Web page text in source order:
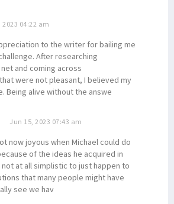
2023 04:22 am
to the writer for bailing me
After researching
and coming across
were not pleasant, I believed my
Being alive without the answe
Jun 15, 2023 07:43 am
now joyous when Michael could do
of the ideas he acquired in
at all simplistic to just happen to
that many people might have
see we hav